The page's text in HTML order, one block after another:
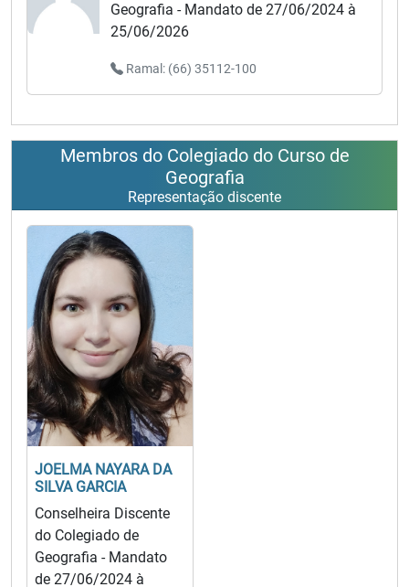
Geografia - Mandato de 27/06/2024 à
25/06/2026
Ramal: (66) 35112-100
Membros do Colegiado do Curso de
Geografia
Representação discente
JOELMA NAYARA DA
SILVA GARCIA
Conselheira Discente
do Colegiado de
Geografia - Mandato
de 27/06/2024 à